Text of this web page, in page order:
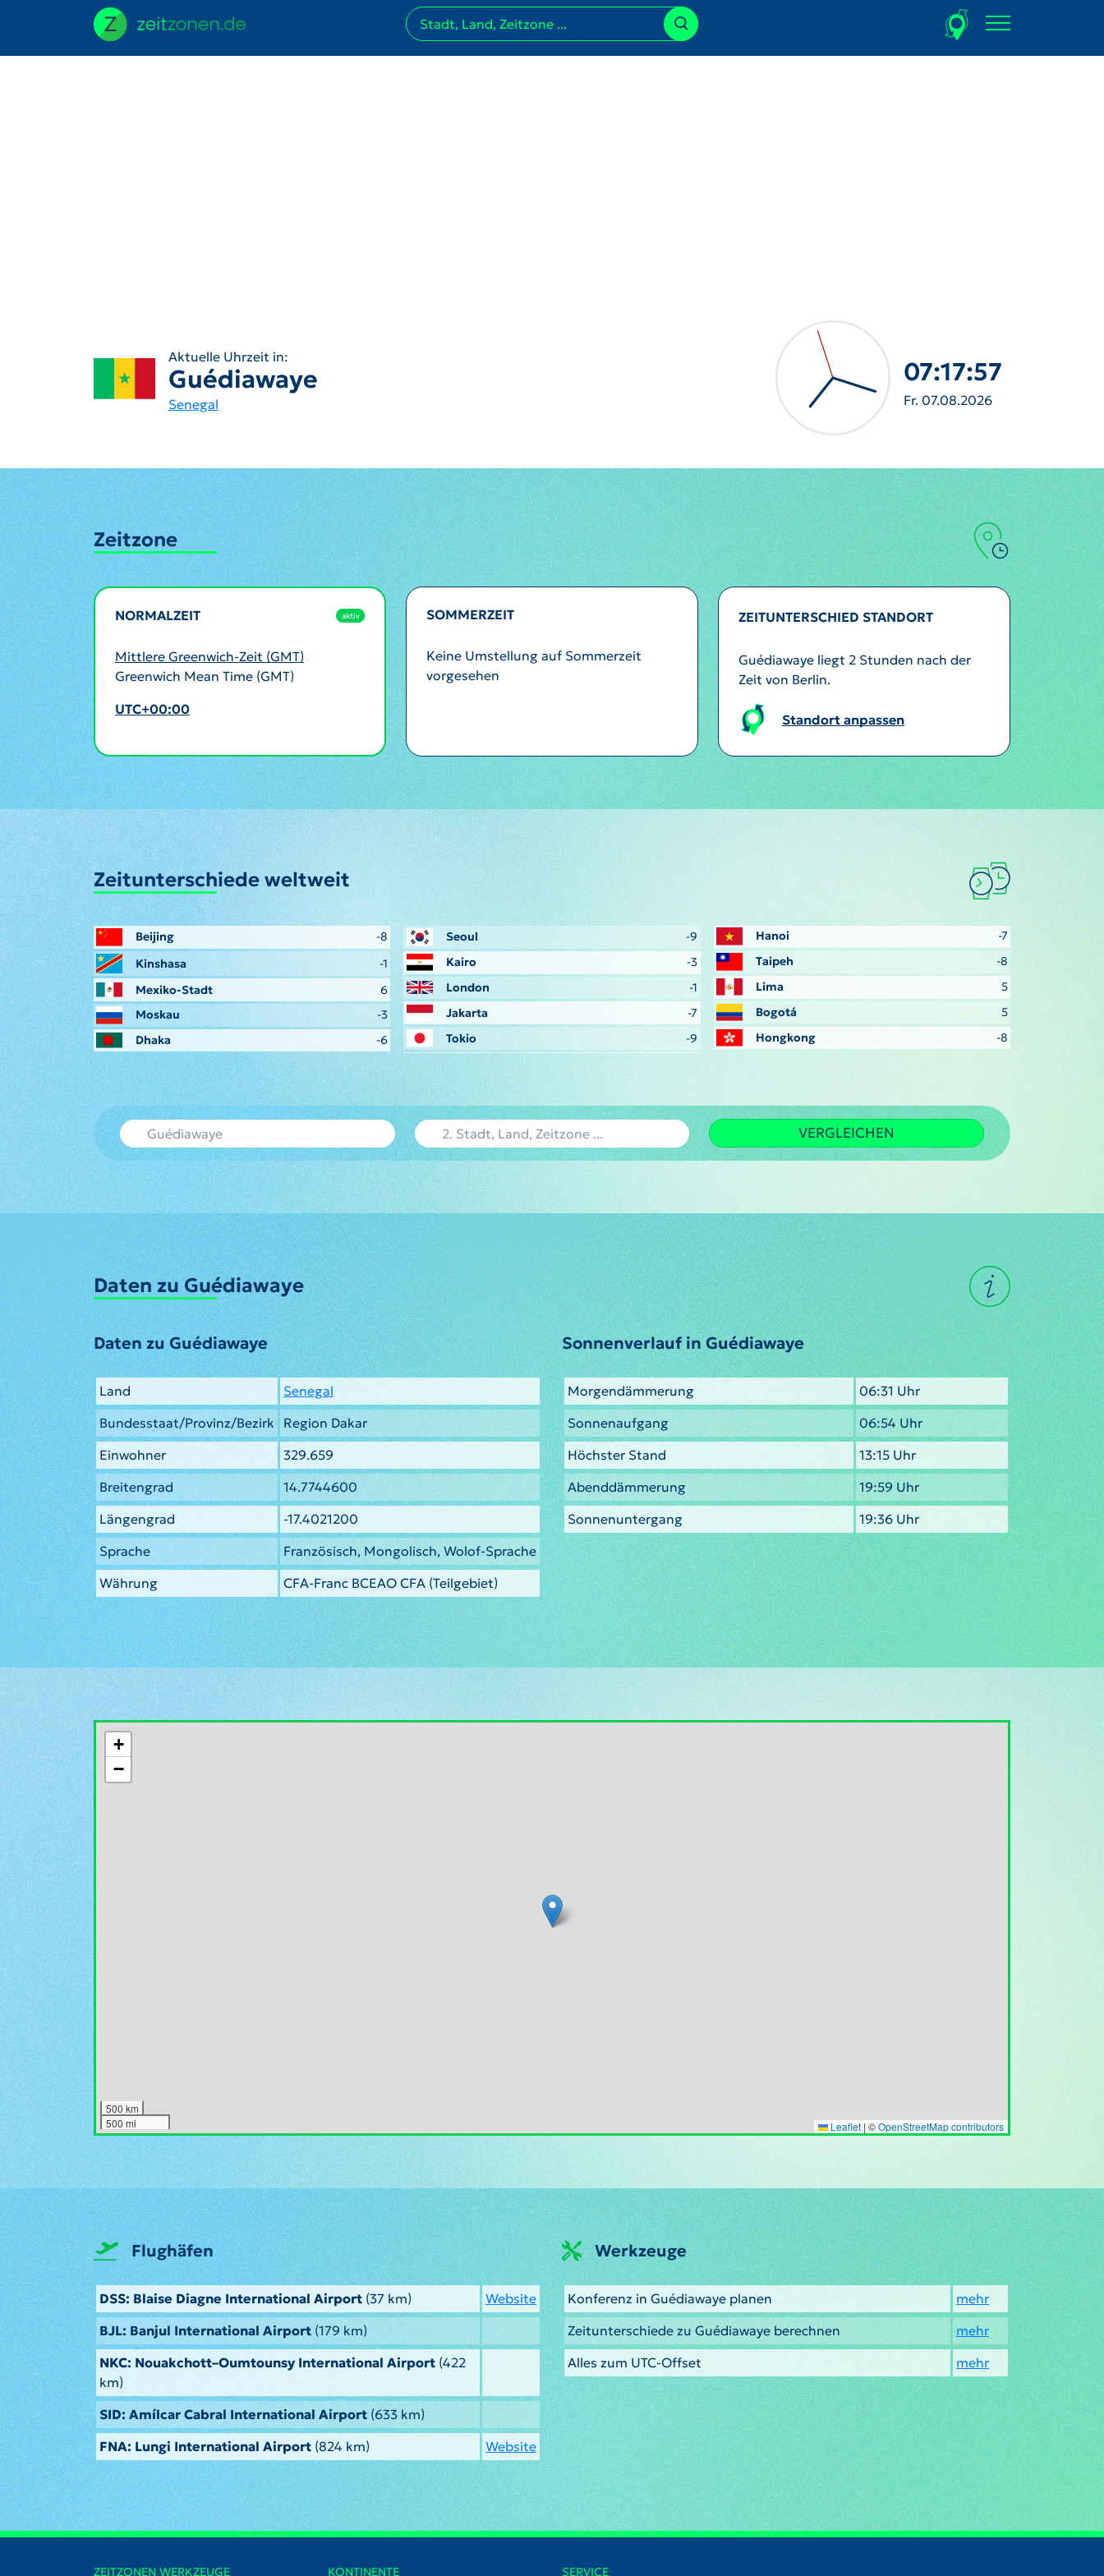
Aktuelle Uhrzeit in:
Guédiawaye
Senegal
07:17:59
Fr. 07.08.2026
Zeitzone
NORMALZEIT aktiv
Mittlere Greenwich-Zeit (GMT)
Greenwich Mean Time (GMT)
UTC+00:00
SOMMERZEIT
Keine Umstellung auf Sommerzeit
vorgesehen
ZEITUNTERSCHIED STANDORT
Guédiawaye liegt 2 Stunden nach der
Zeit von Berlin.
Standort anpassen
Zeitunterschiede weltweit
Beijing
-8
Kinshasa
-1
Mexiko-Stadt
6
Moskau
-3
Dhaka
-6
Seoul
-9
Kairo
-3
London
-1
Jakarta
-7
Tokio
-9
Hanoi
-7
Taipeh
-8
Lima
5
Bogotá
5
Hongkong
-8
VERGLEICHEN
Daten zu Guédiawaye
Daten zu Guédiawaye
Land
Senegal
Bundesstaat/Provinz/Bezirk Region Dakar
Einwohner
329.659
Breitengrad
14.7744600
Längengrad
-17.4021200
Sprache
Französisch, Mongolisch, Wolof-Sprache
Währung
CFA-Franc BCEAO CFA (Teilgebiet)
Sonnenverlauf in Guédiawaye
Morgendämmerung
06:31 Uhr
Sonnenaufgang
06:54 Uhr
Höchster Stand
13:15 Uhr
Abenddämmerung
19:59 Uhr
Sonnenuntergang
19:36 Uhr
+
−
500 km
500 mi
Leaflet | ©OpenStreetMap contributors
Flughäfen
DSS: Blaise Diagne International Airport (37 km)
Website
BJL: Banjul International Airport (179 km)
NKC: Nouakchott–Oumtounsy International Airport (422
km)
SID: Amílcar Cabral International Airport(633 km)
FNA: Lungi International Airport (824 km) Website
Werkzeuge
Konferenz in Guédiawaye planen
mehr
Zeitunterschiede zu Guédiawaye berechnen
mehr
Alles zum UTC-Offset
mehr
ZEITZONEN WERKZEUGE KONTINENTE SERVICE